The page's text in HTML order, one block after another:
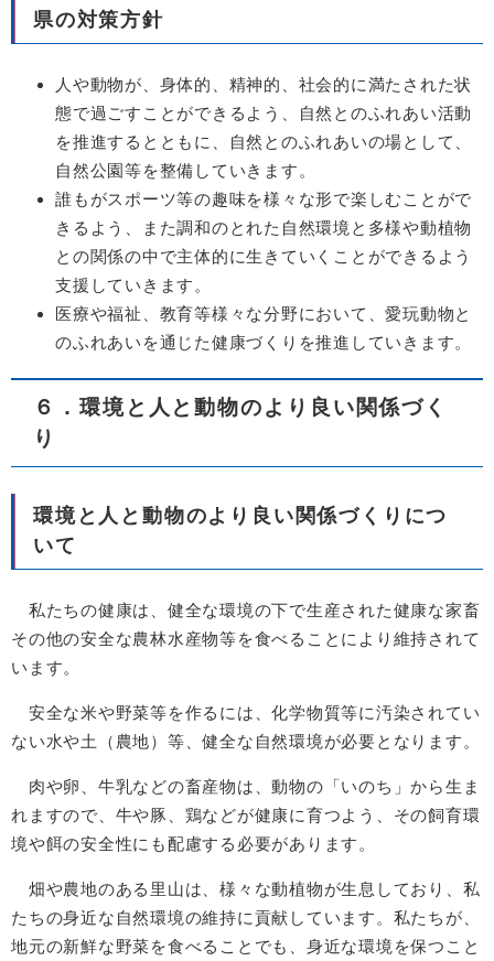
県の対策方針
人や動物が、身体的、精神的、社会的に満たされた状
態で過ごすことができるよう、自然とのふれあい活動
を推進するとともに、自然とのふれあいの場として、
自然公園等を整備していきます。
誰もがスポーツ等の趣味を様々な形で楽しむことがで
きるよう、また調和のとれた自然環境と多様や動植物
との関係の中で主体的に生きていくことができるよう
支援していきます。
医療や福祉、教育等様々な分野において、愛玩動物と
のふれあいを通じた健康づくりを推進していきます。
６．環境と人と動物のより良い関係づく
り
環境と人と動物のより良い関係づくりにつ
いて
私たちの健康は、健全な環境の下で生産された健康な家畜
その他の安全な農林水産物等を食べることにより維持されて
います。
安全な米や野菜等を作るには、化学物質等に汚染されてい
ない水や土（農地）等、健全な自然環境が必要となります。
肉や卵、牛乳などの畜産物は、動物の「いのち」から生ま
れますので、牛や豚、鶏などが健康に育つよう、その飼育環
境や餌の安全性にも配慮する必要があります。
畑や農地のある里山は、様々な動植物が生息しており、私
たちの身近な自然環境の維持に貢献しています。私たちが、
地元の新鮮な野菜を食べることでも、身近な環境を保つこと